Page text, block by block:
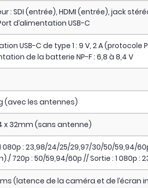
: SDI (entrée), HDMI (entrée), jack
d’alimentation USB-C
USB-C de type 1 : 9 V, 2 A (protocole
de la batterie NP-F : 6,8 à 8,4 V
(avec les antennes)
x 32mm (sans antenne)
080p : 23,98/24/25/29,97/30/50/59,94/
720p : 50/59,94/60p // Sortie : 1 080p :
ms (latence de la caméra et de